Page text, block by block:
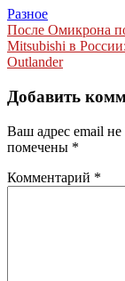
Разное
Навигация
по
После Омикрона
Mitsubishi в
Outlander
Добавить
Ваш адрес email не
помечены *
Комментарий *